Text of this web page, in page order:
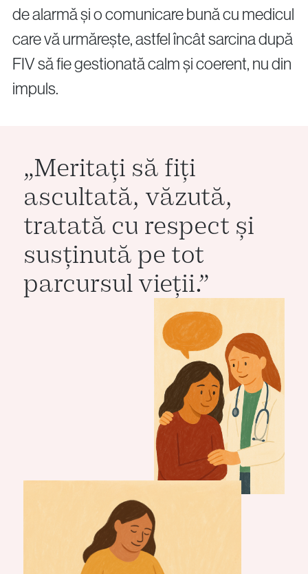
de alarmă și o comunicare bună cu medicul
care vă urmărește, astfel încât sarcina după
FIV să fie gestionată calm și coerent, nu din
impuls.
„Meritați să fiți
ascultată, văzută,
tratată cu respect și
susținută pe tot
parcursul vieții.”